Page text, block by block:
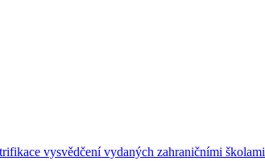
vysvědčení vydaných zahraničními školami